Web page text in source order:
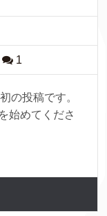
1
の投稿です。
始めてくださ